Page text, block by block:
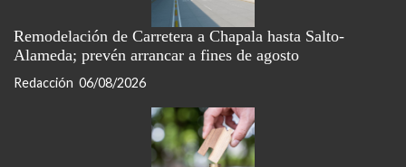
Remodelación de Carretera a Chapala hasta Salto-
Alameda; prevén arrancar a fines de agosto
Redacción 06/08/2026